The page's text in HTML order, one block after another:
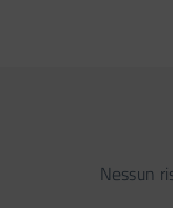
Nessun